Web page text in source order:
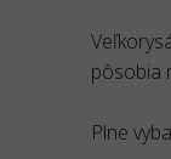
pôsobia
Plne